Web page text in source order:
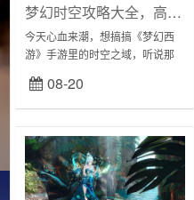
梦幻时空攻略大全，高玩技巧让你轻松通关！
今天心血来潮，想搞搞《梦幻西
游》手游里的时空之域，听说那
一个老玩家，怎么能错过这种活
动？于是说干就干，立马行动起
08-20